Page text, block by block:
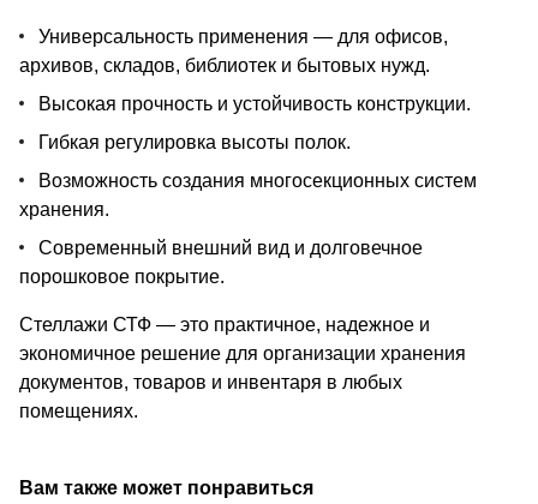
Универсальность применения — для офисов,
архивов, складов, библиотек и бытовых нужд.
Высокая прочность и устойчивость конструкции.
Гибкая регулировка высоты полок.
Возможность создания многосекционных систем
хранения.
Современный внешний вид и долговечное
порошковое покрытие.
Стеллажи СТФ — это практичное, надежное и
экономичное решение для организации хранения
документов, товаров и инвентаря в любых
помещениях.
Вам также может понравиться